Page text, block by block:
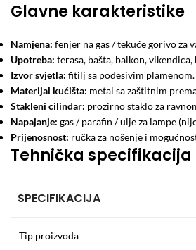
Glavne karakteristike
Namjena: fenjer na gas / tekuće gorivo za
Upotreba: terasa, bašta, balkon,
Izvor svjetla: fitilj sa podesivim plamenom.
Materijal kućišta: metal sa zaštitnim
Stakleni cilindar: prozirno staklo za
Napajanje: gas / parafin / ulje za lampe
Prijenosnost: ručka za nošenje i
Tehnička specifikacija
SPECIFIKACIJA
Tip proizvoda